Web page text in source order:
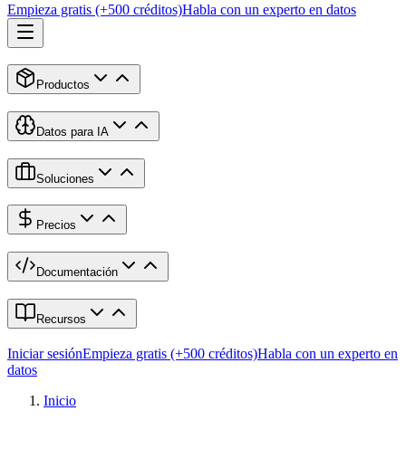
Empieza gratis (+500 créditos)Habla con un experto en datos
Productos
Datos para IA
Soluciones
Precios
Documentación
Recursos
Iniciar sesiónEmpieza gratis (+500 créditos)Habla con un experto en
datos
Inicio